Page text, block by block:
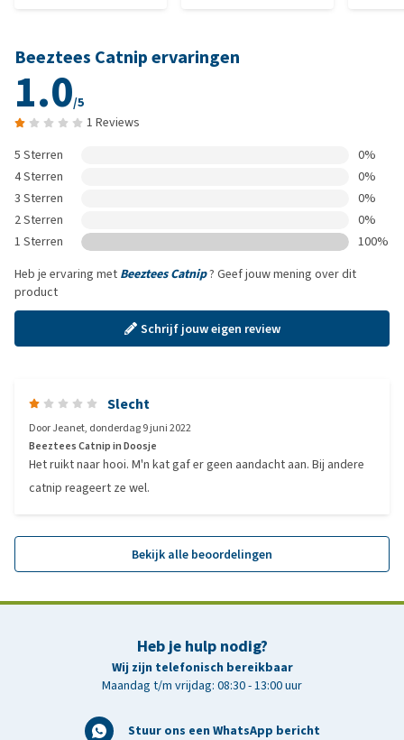
Beeztees Catnip ervaringen
1.0/5
1 Reviews
5 Sterren
0%
4 Sterren
0%
3 Sterren
0%
2 Sterren
0%
1 Sterren
100%
Heb je ervaring met Beeztees Catnip? Geef jouw mening over dit
product
Schrijf jouw eigen review
Slecht
DoorJeanet, donderdag 9 juni 2022
Beeztees Catnip in Doosje
Het ruikt naar hooi. M'n kat gaf er geen aandacht aan. Bij andere
catnip reageert ze wel.
Bekijk alle beoordelingen
Heb je hulp nodig?
Wij zijn telefonisch bereikbaar
Maandag t/m vrijdag: 08:30 - 13:00 uur
Stuur ons een WhatsApp bericht